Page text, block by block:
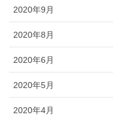
2020年9月
2020年8月
2020年6月
2020年5月
2020年4月